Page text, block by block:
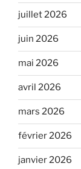
juillet 2026
juin 2026
mai 2026
avril 2026
mars 2026
février 2026
janvier 2026